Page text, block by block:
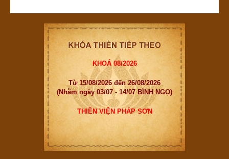
KHOÁ 08/2026
Từ 15/08/2026 đến 26/08/2026
(Nhằm ngày 03/07 - 14/07 BÍNH NGỌ)
THIỀN VIỆN PHÁP SƠN